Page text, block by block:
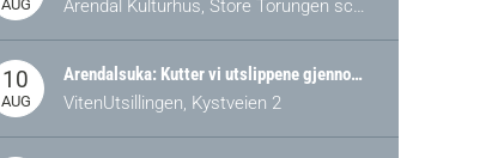
AUG
Arendal Kulturhus, Store Torungen scene
10
AUG
Arendalsuka: Kutter vi utslippene gjennom omstilling – eller tap av industri?
VitenUtsillingen, Kystveien 2